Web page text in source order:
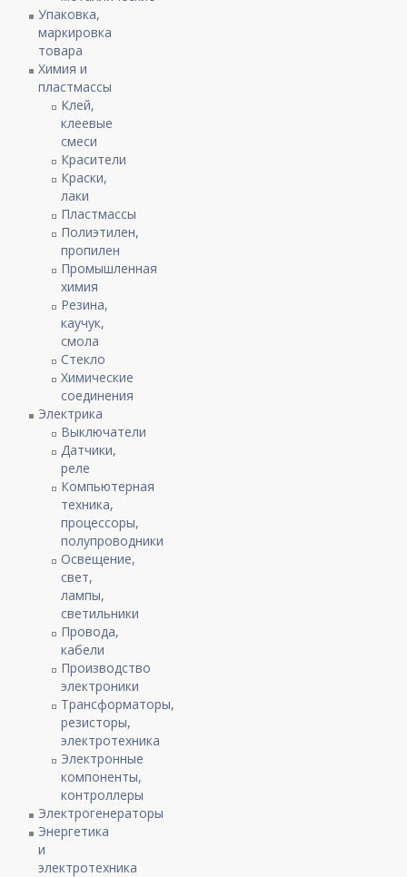
Упаковка,
маркировка
товара
Химия и
пластмассы
Клей,
клеевые
смеси
Красители
Краски,
лаки
Пластмассы
Полиэтилен,
пропилен
Промышленная
химия
Резина,
каучук,
смола
Стекло
Химические
соединения
Электрика
Выключатели
Датчики,
реле
Компьютерная
техника,
процессоры,
полупроводники
Освещение,
свет,
лампы,
светильники
Провода,
кабели
Производство
электроники
Трансформаторы,
резисторы,
электротехника
Электронные
компоненты,
контроллеры
Электрогенераторы
Энергетика
и
электротехника